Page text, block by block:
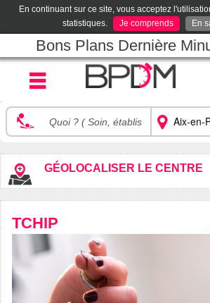
En continuant sur ce site, vous acceptez
statistiques.
Je comprends En
Bons Plans Dernière
GÉOLOCALISER LE CENTRE
TCHIP